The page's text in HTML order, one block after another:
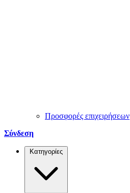
Προσφορές επιχειρήσεων
Σύνδεση
Κατηγορίες